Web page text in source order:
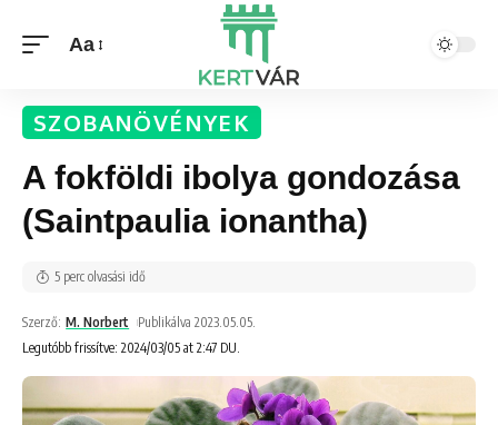
Aa
SZOBANÖVÉNYEK
A fokföldi ibolya gondozása
(Saintpaulia ionantha)
Legutóbb frissítve: 2024/03/05 at 2:47 DU.
Szerző: M. Norbert Publikálva 2023.05.05.
5 perc olvasási idő